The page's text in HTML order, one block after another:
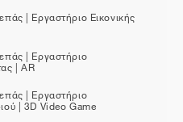
| Εργαστήριο Εικονικής
| Εργαστήριο
| AR
| Εργαστήριο
| 3D Video Game